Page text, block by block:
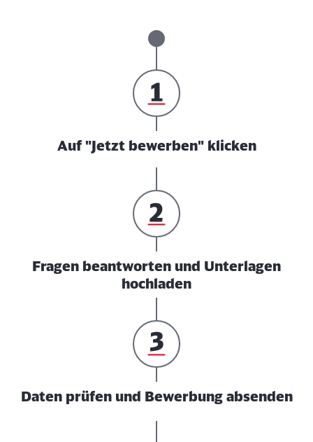
Auf "Jetzt bewerben" klicken
Fragen beantworten und Unterlagen
hochladen
Daten prüfen und Bewerbung absenden